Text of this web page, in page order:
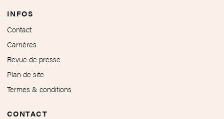
INFOS
Contact
Carrières
Revue de presse
Plan de site
Termes & conditions
CONTACT